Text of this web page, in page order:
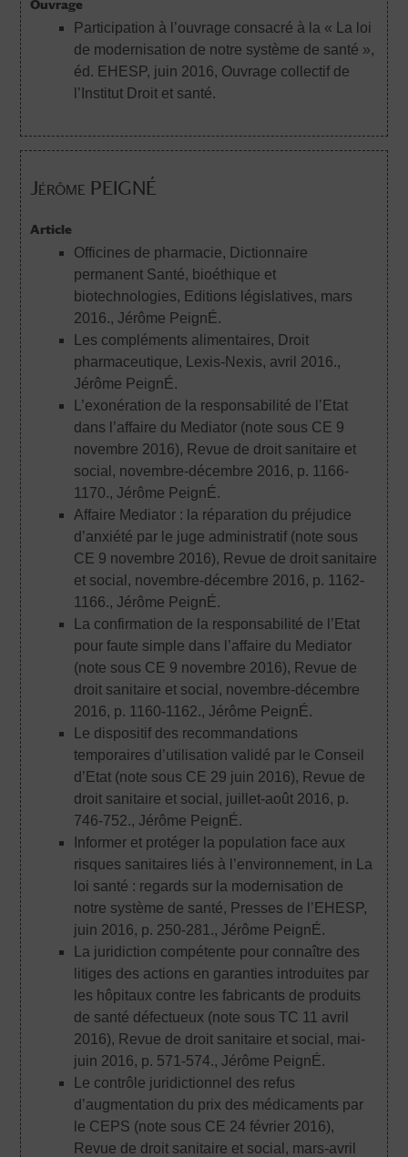
Ouvrage
Participation à l’ouvrage consacré à la « La loi
de modernisation de notre système de santé »,
éd. EHESP, juin 2016, Ouvrage collectif de
l’Institut Droit et santé.
Jérôme PEIGNÉ
Article
Officines de pharmacie, Dictionnaire
permanent Santé, bioéthique et
biotechnologies, Editions législatives, mars
2016., Jérôme PeignÉ.
Les compléments alimentaires, Droit
pharmaceutique, Lexis-Nexis, avril 2016.,
Jérôme PeignÉ.
L’exonération de la responsabilité de l’Etat
dans l’affaire du Mediator (note sous CE 9
novembre 2016), Revue de droit sanitaire et
social, novembre-décembre 2016, p. 1166-
1170., Jérôme PeignÉ.
Affaire Mediator : la réparation du préjudice
d’anxiété par le juge administratif (note sous
CE 9 novembre 2016), Revue de droit sanitaire
et social, novembre-décembre 2016, p. 1162-
1166., Jérôme PeignÉ.
La confirmation de la responsabilité de l’Etat
pour faute simple dans l’affaire du Mediator
(note sous CE 9 novembre 2016), Revue de
droit sanitaire et social, novembre-décembre
2016, p. 1160-1162., Jérôme PeignÉ.
Le dispositif des recommandations
temporaires d’utilisation validé par le Conseil
d’Etat (note sous CE 29 juin 2016), Revue de
droit sanitaire et social, juillet-août 2016, p.
746-752., Jérôme PeignÉ.
Informer et protéger la population face aux
risques sanitaires liés à l’environnement, in La
loi santé : regards sur la modernisation de
notre système de santé, Presses de l’EHESP,
juin 2016, p. 250-281., Jérôme PeignÉ.
La juridiction compétente pour connaître des
litiges des actions en garanties introduites par
les hôpitaux contre les fabricants de produits
de santé défectueux (note sous TC 11 avril
2016), Revue de droit sanitaire et social, mai-
juin 2016, p. 571-574., Jérôme PeignÉ.
Le contrôle juridictionnel des refus
d’augmentation du prix des médicaments par
le CEPS (note sous CE 24 février 2016),
Revue de droit sanitaire et social, mars-avril